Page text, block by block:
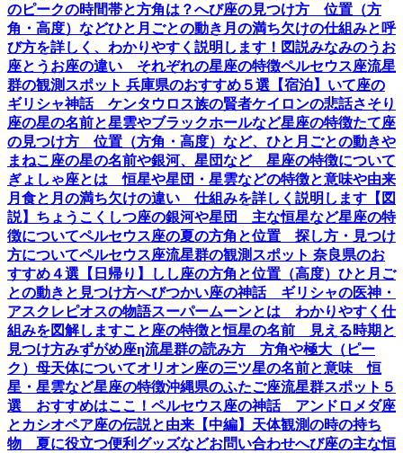
のピークの時間帯と方角は？へび座の見つけ方 位置（方
角・高度）などひと月ごとの動き 月の満ち欠けの仕組みと呼
び方を詳しく、わかりやすく説明します！図説みなみのうお
座とうお座の違い それぞれの星座の特徴ペルセウス座流星
群の観測スポット 兵庫県のおすすめ５選【宿泊】 いて座の
ギリシャ神話 ケンタウロス族の賢者ケイロンの悲話さそり
座の星の名前と星雲やブラックホールなど星座の特徴たて座
の見つけ方 位置（方角・高度）など、ひと月ごとの動きや
まねこ座の星の名前や銀河、星団など 星座の特徴について
ぎょしゃ座とは 恒星や星団・星雲などの特徴と意味や由来
月食と月の満ち欠けの違い 仕組みを詳しく説明します【図
説】 ちょうこくしつ座の銀河や星団 主な恒星など星座の特
徴についてペルセウス座の夏の方角と位置 探し方・見つけ
方についてペルセウス座流星群の観測スポット 奈良県のお
すすめ４選【日帰り】
しし座の方角と位置（高度）ひと月ご
との動きと見つけ方へびつかい座の神話 ギリシャの医神・
アスクレピオスの物語スーパームーンとは わかりやすく仕
組みを図解しますこと座の特徴と恒星の名前 見える時期と
見つけ方みずがめ座η流星群の読み方 方角や極大（ピー
ク）母天体についてオリオン座の三ツ星の名前と意味 恒
星・星雲など星座の特徴沖縄県のふたご座流星群スポット５
選 おすすめはここ！ ペルセウス座の神話 アンドロメダ座
とカシオペア座の伝説と由来【中編】 天体観測の時の持ち
物 夏に役立つ便利グッズなどお問い合わせへび座の主な恒